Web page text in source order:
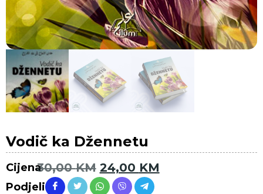
Vodič ka Džennetu
Cijena30,00KM 24,00 KM
Podjeli